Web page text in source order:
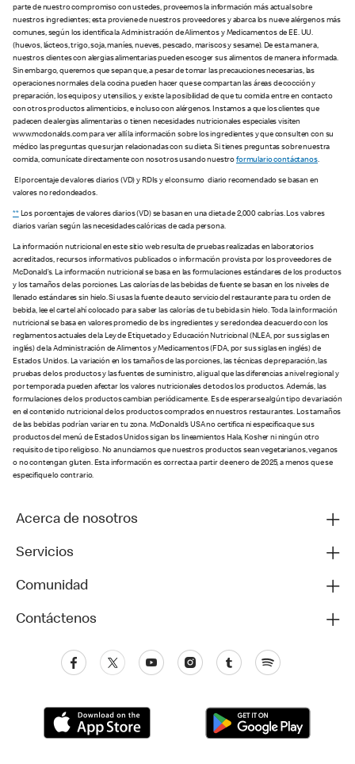
parte de nuestro compromiso con ustedes, proveemos la información más actual sobre
nuestros ingredientes; esta proviene de nuestros proveedores y abarca los nueve alérgenos más
comunes, según los identifica la Administración de Alimentos y Medicamentos de EE. UU.
(huevos, lácteos, trigo, soja, maníes, nueves, pescado, mariscos y sesame). De esta manera,
nuestros clientes con alergias alimentarias pueden escoger sus alimentos de manera informada.
Sin embargo, queremos que sepan que, a pesar de tomar las precauciones necesarias, las
operaciones normales de la cocina pueden hacer que se compartan las áreas de cocción y
preparación, los equipos y utensilios, y existe la posibilidad de que tu comida entre en contacto
con otros productos alimenticios, e incluso con alérgenos. Instamos a que los clientes que
padecen de alergias alimentarias o tienen necesidades nutricionales especiales visiten
www.mcdonalds.com para ver allí la información sobre los ingredientes y que consulten con su
médico las preguntas que surjan relacionadas con su dieta. Si tienes preguntas sobre nuestra
comida, comunícate directamente con nosotros usando nuestroformulario contáctanos.
El porcentaje de valores diarios (VD) y RDIs y el consumo diario recomendado se basan en
valores no redondeados.
**Los porcentajes de valores diarios (VD) se basan en una dieta de 2,000 calorías. Los valores
diarios varían según las necesidades calóricas de cada persona.
La información nutricional en este sitio web resulta de pruebas realizadas en laboratorios
acreditados, recursos informativos publicados o información provista por los proveedores de
McDonald’s. La información nutricional se basa en las formulaciones estándares de los productos
y los tamaños de las porciones. Las calorías de las bebidas de fuente se basan en los niveles de
llenado estándares sin hielo. Si usas la fuente de auto servicio del restaurante para tu orden de
bebida, lee el cartel ahí colocado para saber las calorías de tu bebida sin hielo. Toda la información
nutricional se basa en valores promedio de los ingredientes y se redondea de acuerdo con los
reglamentos actuales de la Ley de Etiquetado y Educación Nutricional (NLEA, por sus siglas en
inglés) de la Administración de Alimentos y Medicamentos (FDA, por sus siglas en inglés) de
Estados Unidos. La variación en los tamaños de las porciones, las técnicas de preparación, las
pruebas de los productos y las fuentes de suministro, al igual que las diferencias a nivel regional y
por temporada pueden afectar los valores nutricionales de todos los productos. Además, las
formulaciones de los productos cambian periódicamente. Es de esperarse algún tipo de variación
en el contenido nutricional de los productos comprados en nuestros restaurantes. Los tamaños
de las bebidas podrían variar en tu zona. McDonald’s USA no certifica ni especifica que sus
productos del menú de Estados Unidos sigan los lineamientos Hala, Kosher ni ningún otro
requisito de tipo religioso. No anunciamos que nuestros productos sean vegetarianos, veganos
o no contengan gluten. Esta información es correcta a partir de enero de 2025, a menos que se
especifique lo contrario.
Acerca de nosotros
Servicios
Comunidad
Contáctenos